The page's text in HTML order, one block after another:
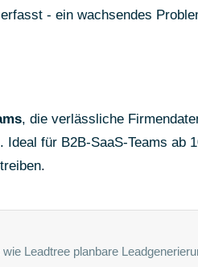
- ein wachsendes
, die verlässliche
Ideal für B2B-SaaS-Teams ab
wie Leadtree planbare